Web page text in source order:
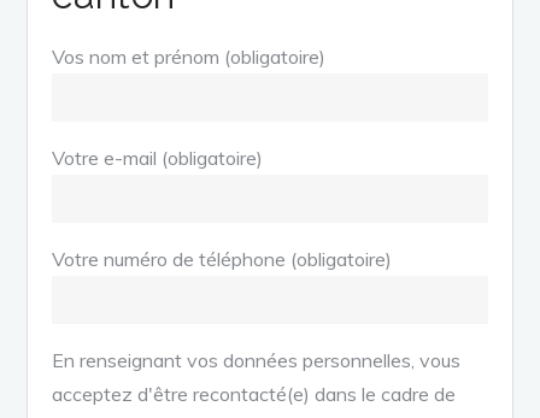
Vos nom et prénom (obligatoire)
Votre e-mail (obligatoire)
Votre numéro de téléphone (obligatoire)
En renseignant vos données personnelles, vous
acceptez d'être recontacté(e) dans le cadre de